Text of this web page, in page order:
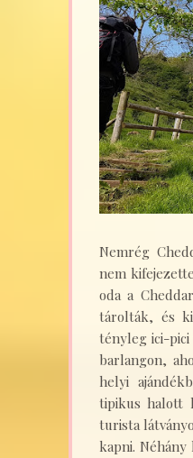
Nemrég
nem
oda a
tárolták, és
tényleg ici-
barlangon,
helyi
tipikus halott
turista
kapni.